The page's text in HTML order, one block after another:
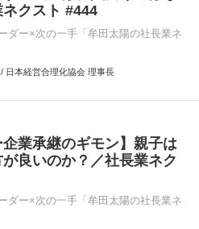
クスト #444
ダー×次の一手「牟田太陽の社長業ネ
日本経営合理化協会 理事長
企業承継のギモン】親子は
良いのか？／社長業ネク
ダー×次の一手「牟田太陽の社長業ネ